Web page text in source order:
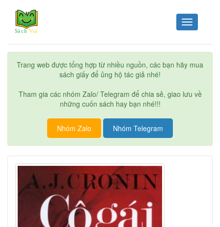
Toggle
navigation
Trang web được tổng hợp từ nhiều nguồn, các bạn hãy mua
sách giấy để ủng hộ tác giả nhé!
Tham gia các nhóm Zalo/ Telegram để chia sẻ, giao lưu về
những cuốn sách hay bạn nhé!!!
Nhóm Zalo Nhóm Telegram